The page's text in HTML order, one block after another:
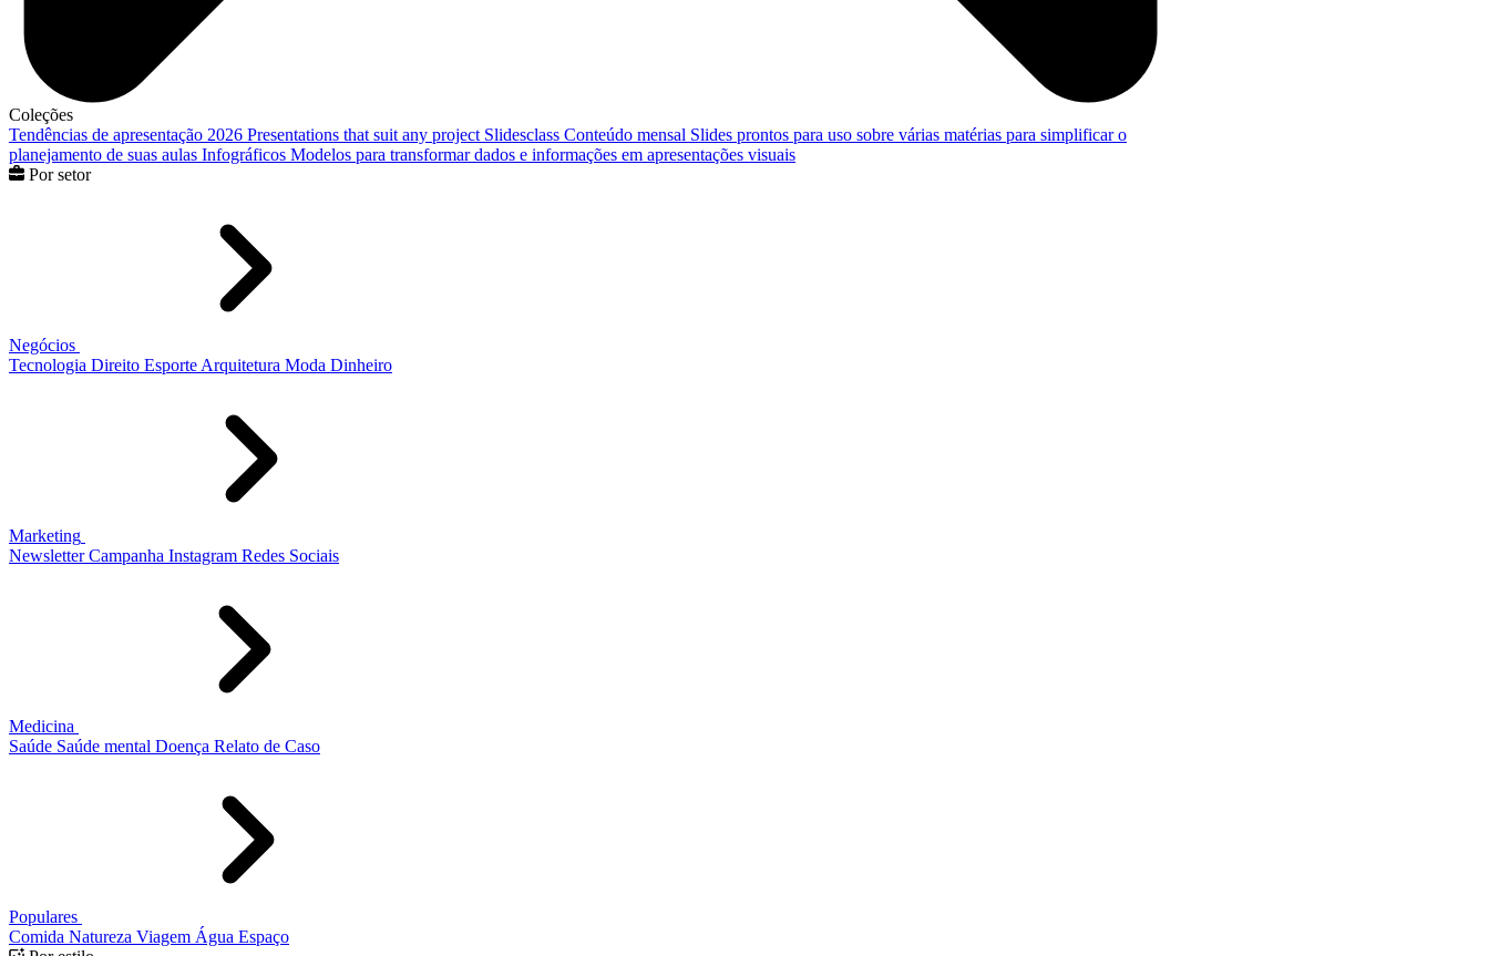
Coleções
Tendências de apresentação 2026 Presentations that suit any project Slidesclass Conteúdo mensal Slides prontos para uso sobre várias matérias para simplificar o
planejamento de suas aulas Infográficos Modelos para transformar dados e informações em apresentações visuais
Por setor
Negócios
Tecnologia Direito Esporte Arquitetura Moda Dinheiro
Marketing
Newsletter Campanha Instagram Redes Sociais
Medicina
Saúde Saúde mental Doença Relato de Caso
Populares
Comida Natureza Viagem Água Espaço